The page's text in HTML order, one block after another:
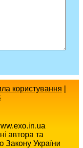
користування
автора та
Закону України